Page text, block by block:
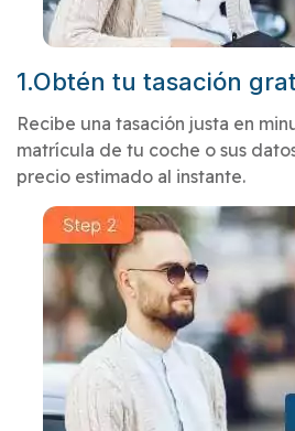
1.Obtén tu tasación
Recibe una tasación justa en
matrícula de tu coche o sus
precio estimado al instante.